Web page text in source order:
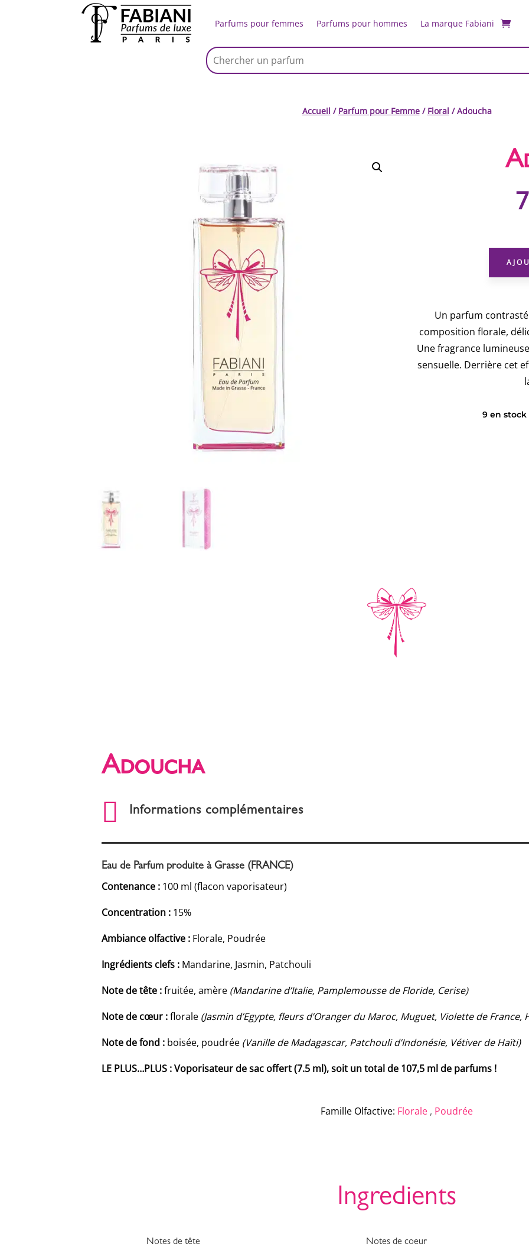
Parfums pour femmes Parfums pour hommes La marque Fabiani
Accueil / Parfum pour Femme/ Floral / Adoucha
Un parfum
composition florale,
Une fragrance
sensuelle. Derrière cet
9 en
Adoucha
 Informations complémentaires
Eau de Parfum produite à Grasse (FRANCE)
Contenance : 100 ml (flacon vaporisateur)
Concentration : 15%
Ambiance olfactive : Florale, Poudrée
Ingrédients clefs : Mandarine, Jasmin, Patchouli
Note de tête :fruitée, amère (Mandarine d’Italie, Pamplemousse de Floride, Cerise)
Note de cœur :florale (Jasmin d’Egypte, fleurs d’Oranger du Maroc, Muguet, Violette de France,
Note de fond : boisée, poudrée (Vanille de Madagascar, Patchouli d’Indonésie, Vétiver de Haïti)
LE PLUS…PLUS : Voporisateur de sac offert (7.5 ml), soit un total de 107,5 ml de parfums !
Famille Olfactive: Florale , Poudrée
Ingredients
Notes de tête Notes de coeur